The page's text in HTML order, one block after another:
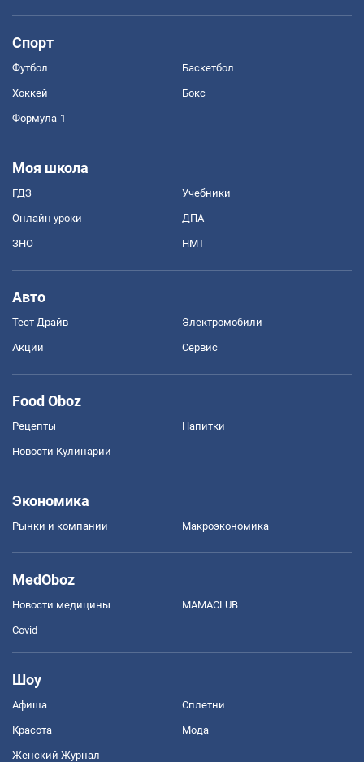
Спорт
Футбол Баскетбол
Хоккей Бокс
Формула-1
Моя школа
ГДЗ Учебники
Онлайн уроки ДПА
ЗНО НМТ
Авто
Тест Драйв Электромобили
Акции Сервис
Food Oboz
Рецепты Напитки
Новости Кулинарии
Экономика
Рынки и компании Mакроэкономика
MedOboz
Новости медицины MAMACLUB
Covid
Шоу
Афиша Сплетни
Красота Мода
Женский Журнал